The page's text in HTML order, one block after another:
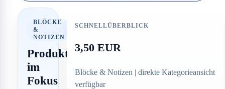
BLÖCKE
&
NOTIZEN
Produkt
im
Fokus
SCHNELLÜBERBLICK
3,50 EUR
Blöcke & Notizen | direkte Kategorieansicht
verfügbar